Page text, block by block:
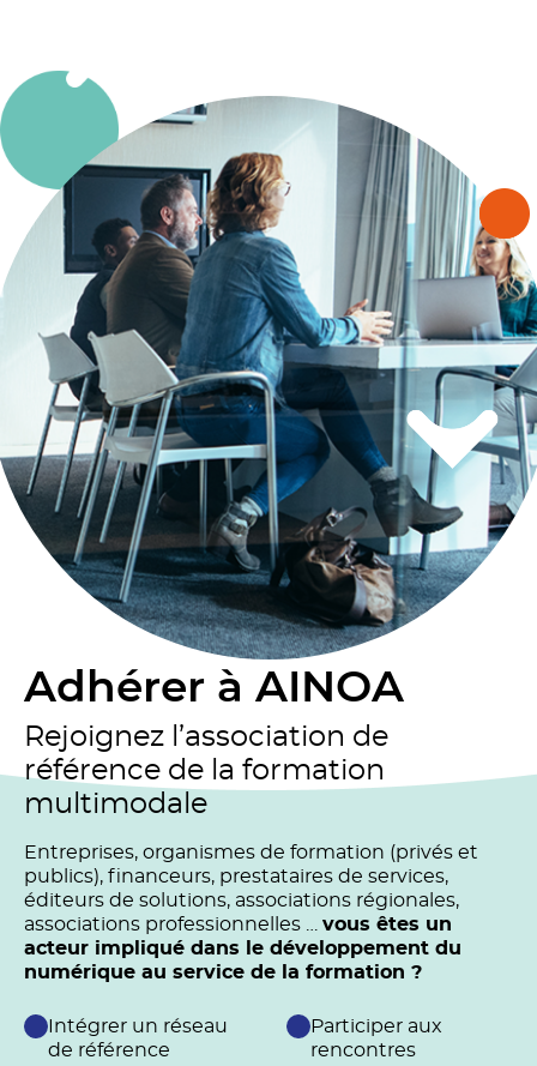
Adhérer à AINOA
Rejoignez l’association de
référence de la formation
multimodale
Entreprises, organismes de formation (privés et
publics), financeurs, prestataires de services,
éditeurs de solutions, associations régionales,
associations professionnelles … vous êtes un
acteur impliqué dans le développement du
numérique au service de la formation ?
Intégrer un réseau
de référence
Participer aux
rencontres